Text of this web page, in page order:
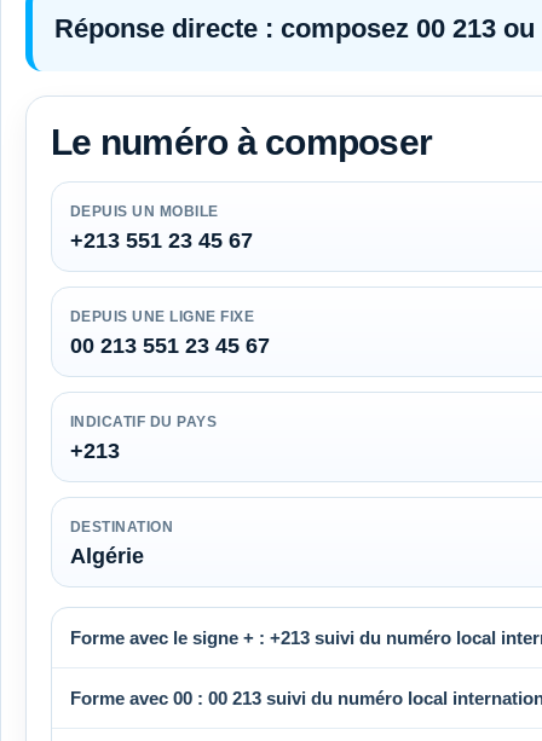
Réponse directe : composez 00 213 ou
Le numéro à composer
DEPUIS UN MOBILE
+213 551 23 45 67
DEPUIS UNE LIGNE FIXE
00 213 551 23 45 67
INDICATIF DU PAYS
+213
DESTINATION
Algérie
Forme avec le signe + : +213 suivi du numéro local
Forme avec 00 : 00 213 suivi du numéro local